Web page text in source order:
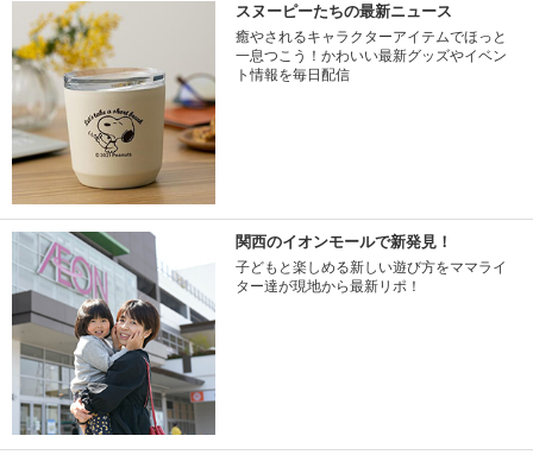
スヌーピーたちの最新ニュース
癒やされるキャラクターアイテムでほっと
一息つこう！かわいい最新グッズやイベン
ト情報を毎日配信
関西のイオンモールで新発見！
子どもと楽しめる新しい遊び方をママライ
ター達が現地から最新リポ！